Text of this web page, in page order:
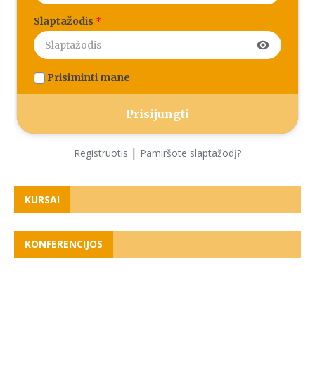
Slaptažodis *
visibility
Prisiminti mane
Registruotis | Pamiršote slaptažodį?
KURSAI
KONFERENCIJOS